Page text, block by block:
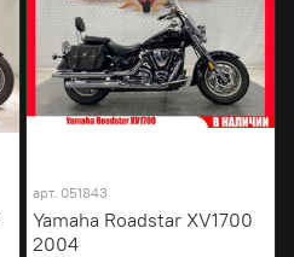
арт. 051843
Yamaha Roadstar XV1700
2004